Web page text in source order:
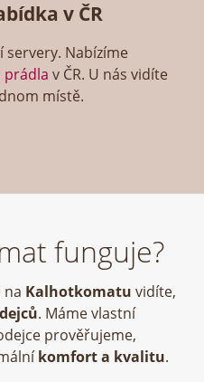
v ČR
Nabízíme
prádla v ČR. U nás vidíte
místě.
funguje?
na Kalhotkomatu vidíte,
. Máme vlastní
prověřujeme,
komfort a kvalitu.